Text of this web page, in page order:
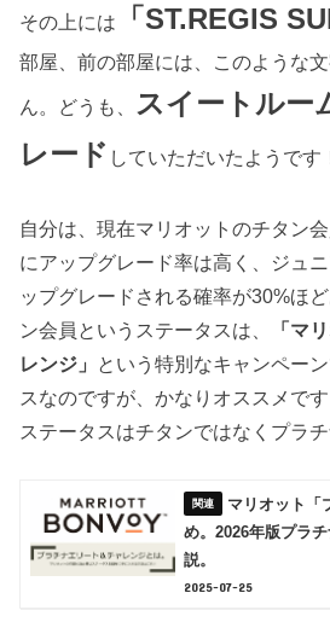
その上には 「ST.REGIS
部屋、前の部屋には、このような
ん。どうも、 スイートルー
レード していただいたようです
自分は、現在マリオットのチタン
にアップグレード率は高く、ジュ
ップグレードされる確率が30%ほ
ン会員というステータスは、
「マ
レンジ」 という特別なキャンペー
スなのですが、かなりオススメで
ステータスはチタンではなくプラチ
マリオット「
め。2026年版プラ
説。
2025-07-25